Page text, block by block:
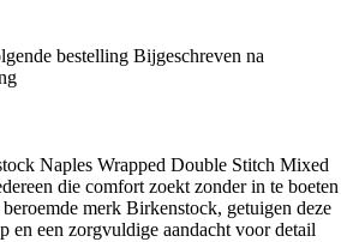
bestelling Bijgeschreven na
Naples Wrapped Double Stitch Mixed
die comfort zoekt zonder in te boeten
merk Birkenstock, getuigen deze
en een zorgvuldige aandacht voor detail